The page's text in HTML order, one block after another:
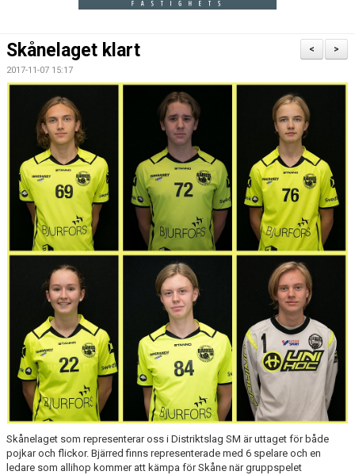
KALENDER
MATCHER
MEDLEM
DOKUMENT
STYRELSE
FÖR LEDARE
SPONSORER
BIBK WEBSHOP
>
<
Skånelaget klart
2017-11-07 15:17
Skånelaget som representerar oss i Distriktslag SM är uttaget för både
pojkar och flickor. Bjärred finns representerade med 6 spelare och en
ledare som allihop kommer att kämpa för Skåne när gruppspelet